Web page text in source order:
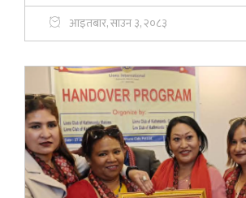
आइतबार, साउन ३, २०८३